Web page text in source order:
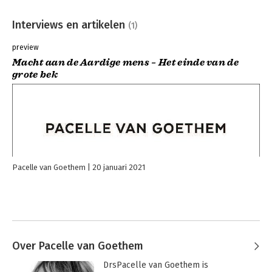
Interviews en artikelen (1)
preview
Macht aan de Aardige mens – Het einde van de
grote bek
Pacelle van Goethem 20 januari 2021
Over Pacelle van Goethem
DrsPacelle van Goethem is